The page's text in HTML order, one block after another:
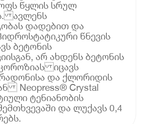
წყლის სრულ
ავლენს
დადებით და
წნევის
ბეტონის
არ ახდენს ბეტონის
იცავს
რადონისა და ქლორიდის
Neopress® Crystal
ტენიანობის
და ლუქავს 0,4